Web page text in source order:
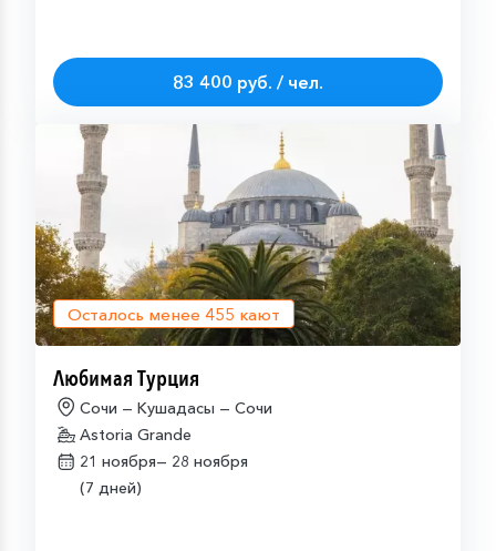
83 400 руб. / чел.
Осталось менее 455 кают
Любимая Турция
Сочи — Кушадасы — Сочи
Astoria Grande
21 ноября— 28 ноября
(7 дней)